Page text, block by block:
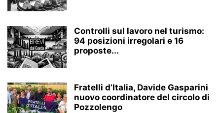
Controlli sul lavoro nel turismo:
94 posizioni irregolari e 16
proposte...
Fratelli d’Italia, Davide Gasparini
nuovo coordinatore del circolo di
Pozzolengo